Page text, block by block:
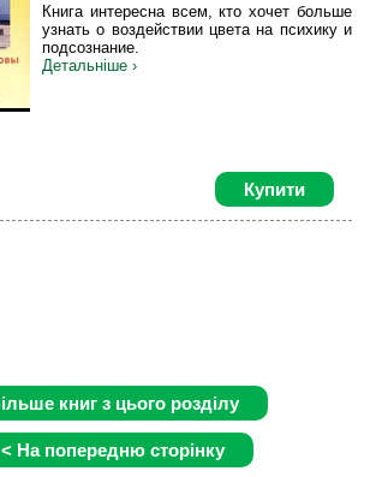
Книга интересна всем, кто хочет больше
узнать о воздействии цвета на психику и
подсознание.
Детальніше ›
Купити